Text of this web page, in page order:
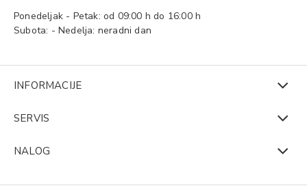
Ponedeljak - Petak: od 09:00 h do 16:00 h
Subota: - Nedelja: neradni dan
INFORMACIJE
SERVIS
NALOG